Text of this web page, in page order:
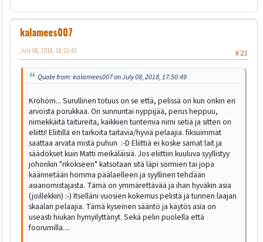
kalamees007
#23
July 08, 2018, 18:22:41
Quote from: kalamees007 on July 08, 2018, 17:50:49
Kröhöm... Surullinen totuus on se että, pelissä on kun onkin eri
arvoista porukkaa. On sunnuntai nyppijää, perus heppuu,
nimekkäitä taitureita, kaikkien tuntemia nimi setiä ja sitten on
eliitti! Eliitillä en tarkoita taitavia/hyviä pelaajia. fiksuimmat
saattaa arvata mistä puhun :-D Eliittiä ei koske samat lait ja
säädökset kuin Matti meikäläisiä. Jos eliittiin kuuluva syyllistyy
johonkin "rikokseen" katsotaan sitä läpi sormien tai jopa
käännetään homma päälaelleen ja syyllinen tehdään
asianomistajasta. Tämä on ymmärettävää ja ihan hyväkin asia
(joillekkin) :-) Itselläni vuosien kokemus pelistä ja tunnen laajan
skaalan pelaajia. Tämä kyseinen sääntö ja käytös asia on
useasti hiukan hymyilyttänyt. Sekä pelin puolella että
foorumilla....